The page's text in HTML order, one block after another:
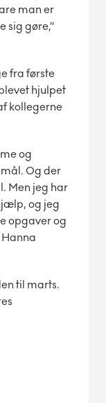
man er
sig gøre,”
fra første
hjulpet
kollegerne
og
Og der
Men jeg har
og jeg
opgaver og
til marts.